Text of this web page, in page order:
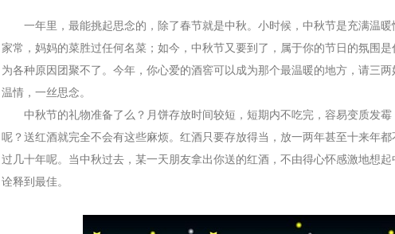
一年里，最能挑起思念的，除了春节就是中秋。小时候，中秋节是充满温暖
家常，妈妈的菜胜过任何名菜；如今，中秋节又要到了，属于你的节日的氛围
为各种原因团聚不了。今年，你心爱的酒窖可以成为那个最温暖的地方，请三
温情，一丝思念。
中秋节的礼物准备了么？月饼存放时间较短，短期内不吃完，容易变质发霉
呢？送红酒就完全不会有这些麻烦。红酒只要存放得当，放一两年甚至十来年
过几十年呢。当中秋过去，某一天朋友拿出你送的红酒，不由得心怀感激地想
诠释到最佳。